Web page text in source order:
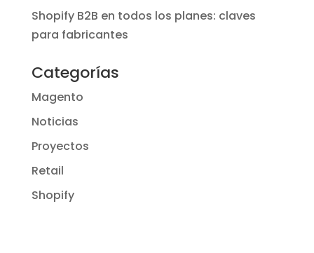
Shopify B2B en todos los planes: claves
para fabricantes
Categorías
Magento
Noticias
Proyectos
Retail
Shopify